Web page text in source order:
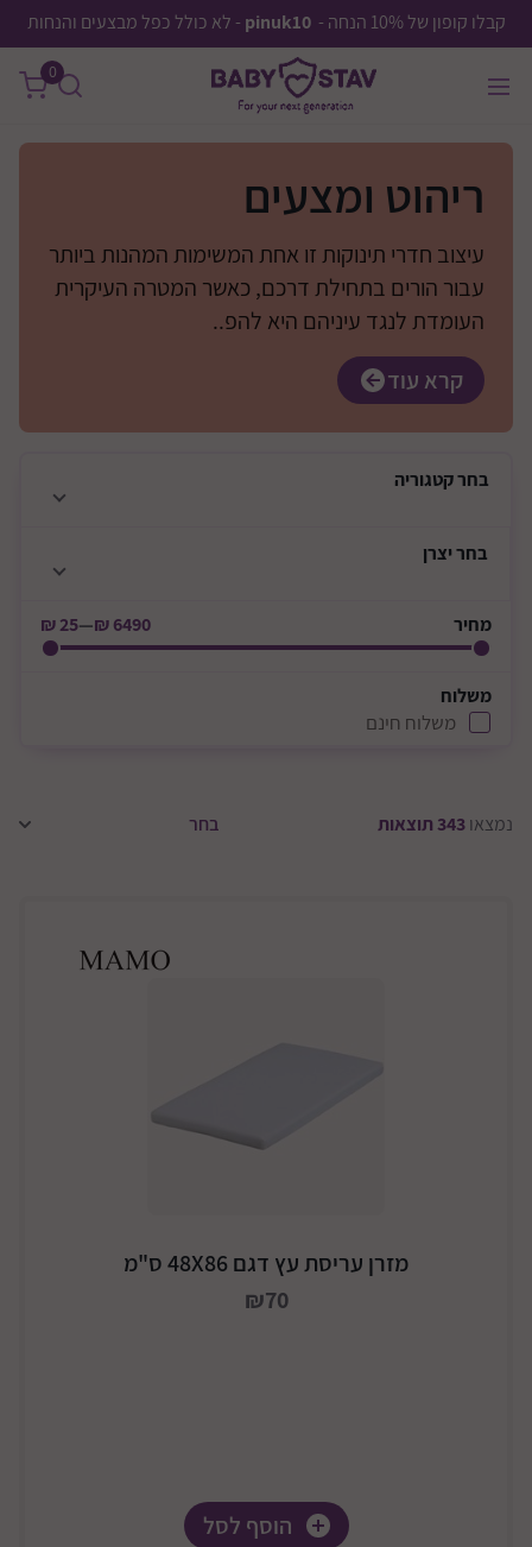
קבלו קופון של 10% הנחה - pinuk10 - לא כולל כפל מבצעים והנחות
0
ריהוט ומצעים
עיצוב חדרי תינוקות זו אחת המשימות המהנות ביותר
עבור הורים בתחילת דרכם, כאשר המטרה העיקרית
העומדת לנגד עיניהם היא להפ..
קרא עוד
בחרקטגוריה
בחריצרן
מחיר 6490 ₪
—
25 ₪
משלוח
משלוח חינם
נמצאו343תוצאות
מזרן עריסת עץ דגם 48X86 ס"מ
₪70
הוסף לסל